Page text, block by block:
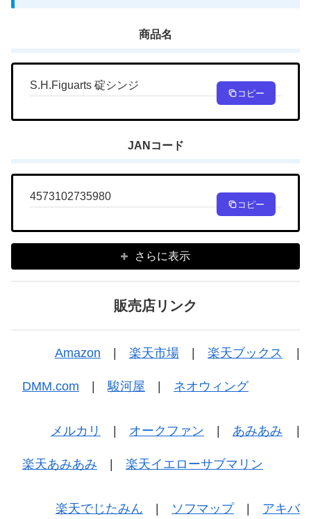
商品名
S.H.Figuarts 碇シンジ
コピー
JANコード
4573102735980
コピー
さらに表示
販売店リンク
Amazon | 楽天市場 | 楽天ブックス |
DMM.com | 駿河屋 | ネオウィング
メルカリ | オークファン | あみあみ |
楽天あみあみ | 楽天イエローサブマリン
楽天でじたみん | ソフマップ| アキバ